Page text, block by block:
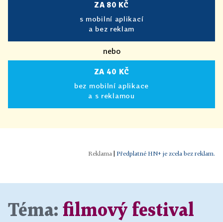
ZA 80 KČ
s mobilní aplikací
a bez reklam
nebo
ZA 40 KČ
bez mobilní aplikace
a s reklamou
Předplatné HN+ je zcela bez reklam.
Téma: filmový festival